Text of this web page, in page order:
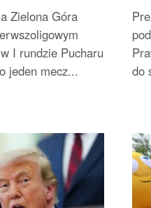
Zielona Góra
I rundzie Pucharu
jeden mecz...
do